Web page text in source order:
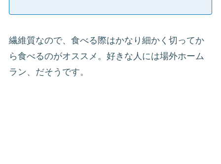
繊維質なので、食べる際はかなり細かく切ってか
ら食べるのがオススメ。好きな人には場外ホーム
ラン、だそうです。